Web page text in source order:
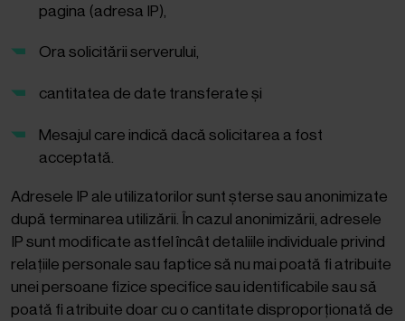
pagina (adresa IP),
Ora solicitării serverului,
cantitatea de date transferate și
Mesajul care indică dacă solicitarea a fost
acceptată.
Adresele IP ale utilizatorilor sunt șterse sau anonimizate
după terminarea utilizării. În cazul anonimizării, adresele
IP sunt modificate astfel încât detaliile individuale privind
relațiile personale sau faptice să nu mai poată fi atribuite
unei persoane fizice specifice sau identificabile sau să
poată fi atribuite doar cu o cantitate disproporționată de